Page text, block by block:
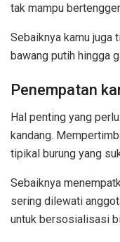
tak mampu
Sebaiknya kamu juga
bawang putih hingga
Penempatan
Hal penting yang
kandang.
tipikal burung yang
Sebaiknya
sering dilewati
untuk bersosialisasi